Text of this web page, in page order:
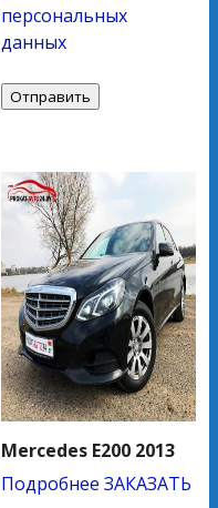
персональных
данных
Mercedes E200 2013
Подробнее ЗАКАЗАТЬ